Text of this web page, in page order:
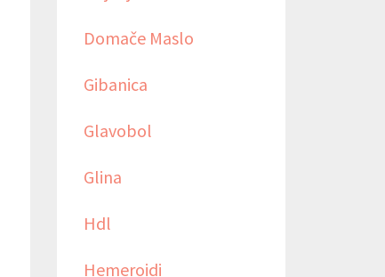
Domače Maslo
Gibanica
Glavobol
Glina
Hdl
Hemeroidi